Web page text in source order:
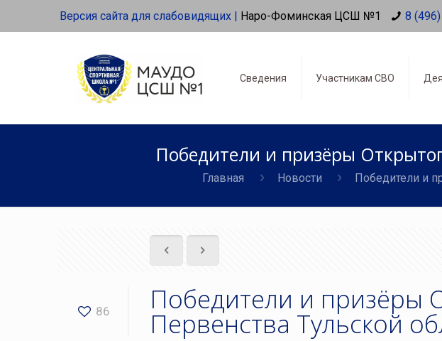
Версия сайта для слабовидящих | Наро-Фоминская ЦСШ №1 8
Сведения Участникам СВО
Победители и призёры
Главная Новости Победители и
86 Победители и призёры
Первенства Тульской